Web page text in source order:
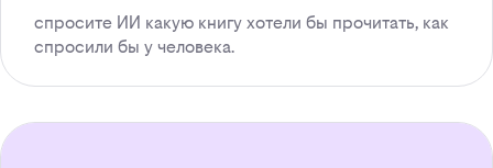
спросите ИИ какую книгу хотели бы прочитать, как
спросили бы у человека.